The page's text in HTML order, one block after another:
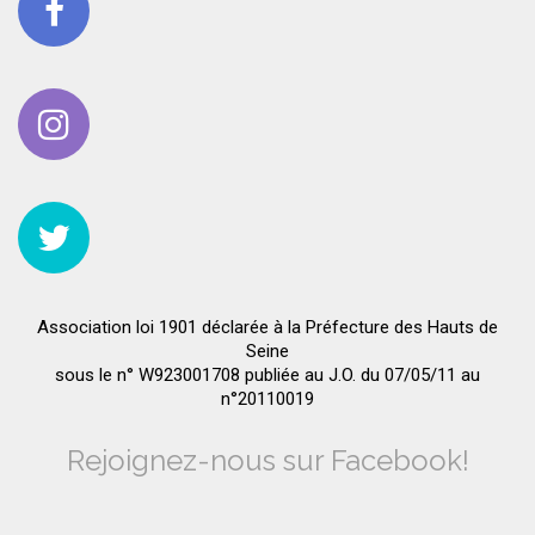
Association loi 1901 déclarée à la Préfecture des Hauts de
Seine
sous le n° W923001708 publiée au J.O. du 07/05/11 au
n°20110019
Rejoignez-nous sur Facebook!